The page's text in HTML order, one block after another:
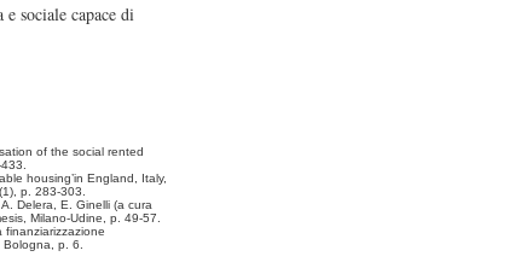
sociale capace di
of the social rented
housing’in England, Italy,
p. 283-303.
Delera, E. Ginelli (a cura
Milano-Udine, p. 49-57.
finanziarizzazione
p. 6.